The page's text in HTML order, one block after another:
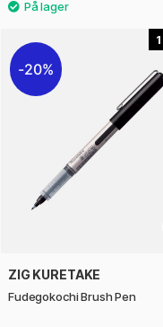
1
20%
ZIG KURETAKE
Fudegokochi Brush Pen